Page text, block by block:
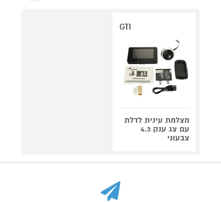
GTI
מצלמת עינית לדלת
עם צג ענק 4.3
צבעוני